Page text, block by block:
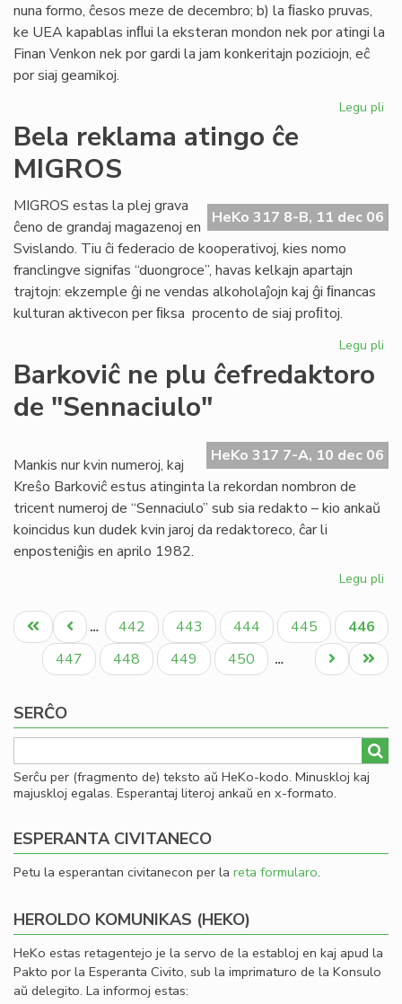
nuna formo, ĉesos meze de decembro; b) la ﬁasko pruvas,
ke UEA kapablas inﬂui la eksteran mondon nek por atingi la
Finan Venkon nek por gardi la jam konkeritajn poziciojn, eĉ
por siaj geamikoj.
Legu pli
Bela reklama atingo ĉe
MIGROS
HeKo 317 8-B, 11 dec 06
MIGROS estas la plej grava
ĉeno de grandaj magazenoj en
Svislando. Tiu ĉi federacio de kooperativoj, kies nomo
franclingve signifas “duongroce”, havas kelkajn apartajn
trajtojn: ekzemple ĝi ne vendas alkoholaĵojn kaj ĝi ﬁnancas
kulturan aktivecon per ﬁksa procento de siaj proﬁtoj.
Legu pli
Barkoviĉ ne plu ĉefredaktoro
de "Sennaciulo"
HeKo 317 7-A, 10 dec 06
Mankis nur kvin numeroj, kaj
Kreŝo Barkoviĉ estus atinginta la rekordan nombron de
tricent numeroj de “Sennaciulo” sub sia redakto – kio ankaŭ
koincidus kun dudek kvin jaroj da redaktoreco, ĉar li
enposteniĝis en aprilo 1982.
Legu pli
ne
plu
de
Pagination
Unua
paĝo
Antaŭa
paĝo
… Paĝo
442 Paĝo
443 Paĝo
444 Paĝo
445
Aktuala
paĝo
446
Paĝo
447 Paĝo
448 Paĝo
449 Paĝo
450 …
Last
page
Next
page
SERĈO
Serĉu per (fragmento de) teksto aŭ HeKo-kodo. Minuskloj kaj
majuskloj egalas. Esperantaj literoj ankaŭ en x-formato.
ESPERANTA CIVITANECO
Petu la esperantan civitanecon per la reta formularo.
HEROLDO KOMUNIKAS (HEKO)
HeKo estas retagentejo je la servo de la establoj en kaj apud la
Pakto por la Esperanta Civito, sub la imprimaturo de la Konsulo
aŭ delegito. La informoj estas: